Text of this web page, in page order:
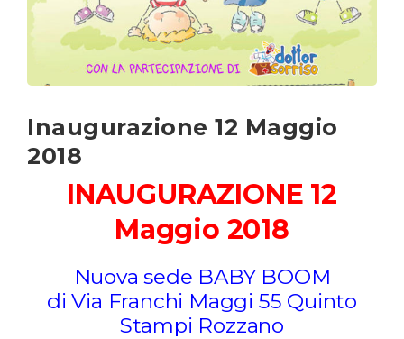
Inaugurazione 12 Maggio
2018
INAUGURAZIONE 12
Maggio 2018
Nuova sede BABY BOOM
di Via Franchi Maggi 55 Quinto
Stampi Rozzano